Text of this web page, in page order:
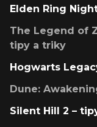
Elden Ring
The Legend of
tipy a triky
Hogwarts
Dune:
Silent Hill 2 –